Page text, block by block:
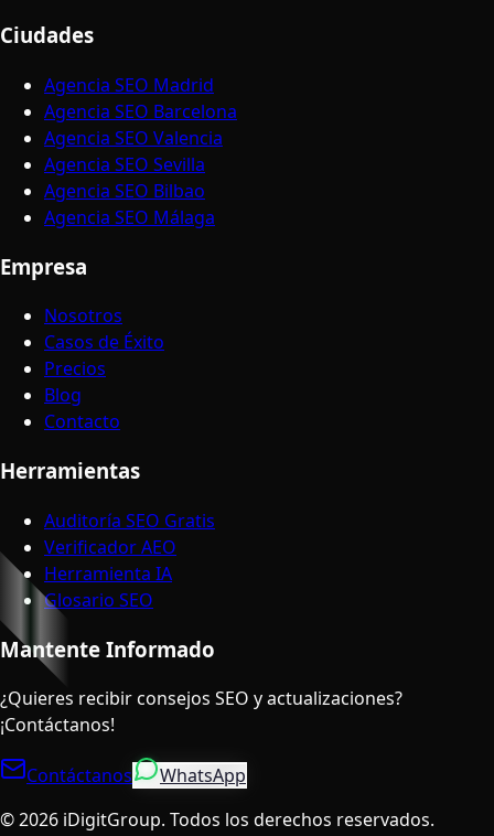
Ciudades
Agencia SEO Madrid
Agencia SEO Barcelona
Agencia SEO Valencia
Agencia SEO Sevilla
Agencia SEO Bilbao
Agencia SEO Málaga
Empresa
Nosotros
Casos de Éxito
Precios
Blog
Contacto
Herramientas
Auditoría SEO Gratis
Verificador AEO
Herramienta IA
Glosario SEO
Mantente Informado
¿Quieres recibir consejos SEO y actualizaciones?
¡Contáctanos!
Contáctanos
WhatsApp
©2026 iDigitGroup. Todos los derechos reservados.